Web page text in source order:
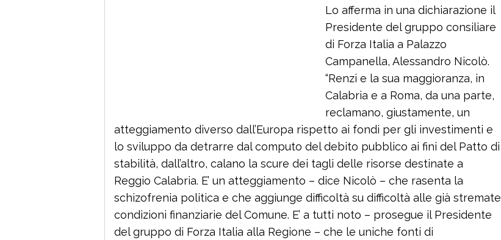
Lo afferma in una dichiarazione il
Presidente del gruppo consiliare
di Forza Italia a Palazzo
Campanella, Alessandro Nicolò.
“Renzi e la sua maggioranza, in
Calabria e a Roma, da una parte,
reclamano, giustamente, un
atteggiamento diverso dall’Europa rispetto ai fondi per gli investimenti e
lo sviluppo da detrarre dal computo del debito pubblico ai fini del Patto di
stabilità, dall’altro, calano la scure dei tagli delle risorse destinate a
Reggio Calabria. E’ un atteggiamento – dice Nicolò – che rasenta la
schizofrenia politica e che aggiunge difficoltà su difficoltà alle già stremate
condizioni finanziarie del Comune. E’ a tutti noto – prosegue il Presidente
del gruppo di Forza Italia alla Regione – che le uniche fonti di